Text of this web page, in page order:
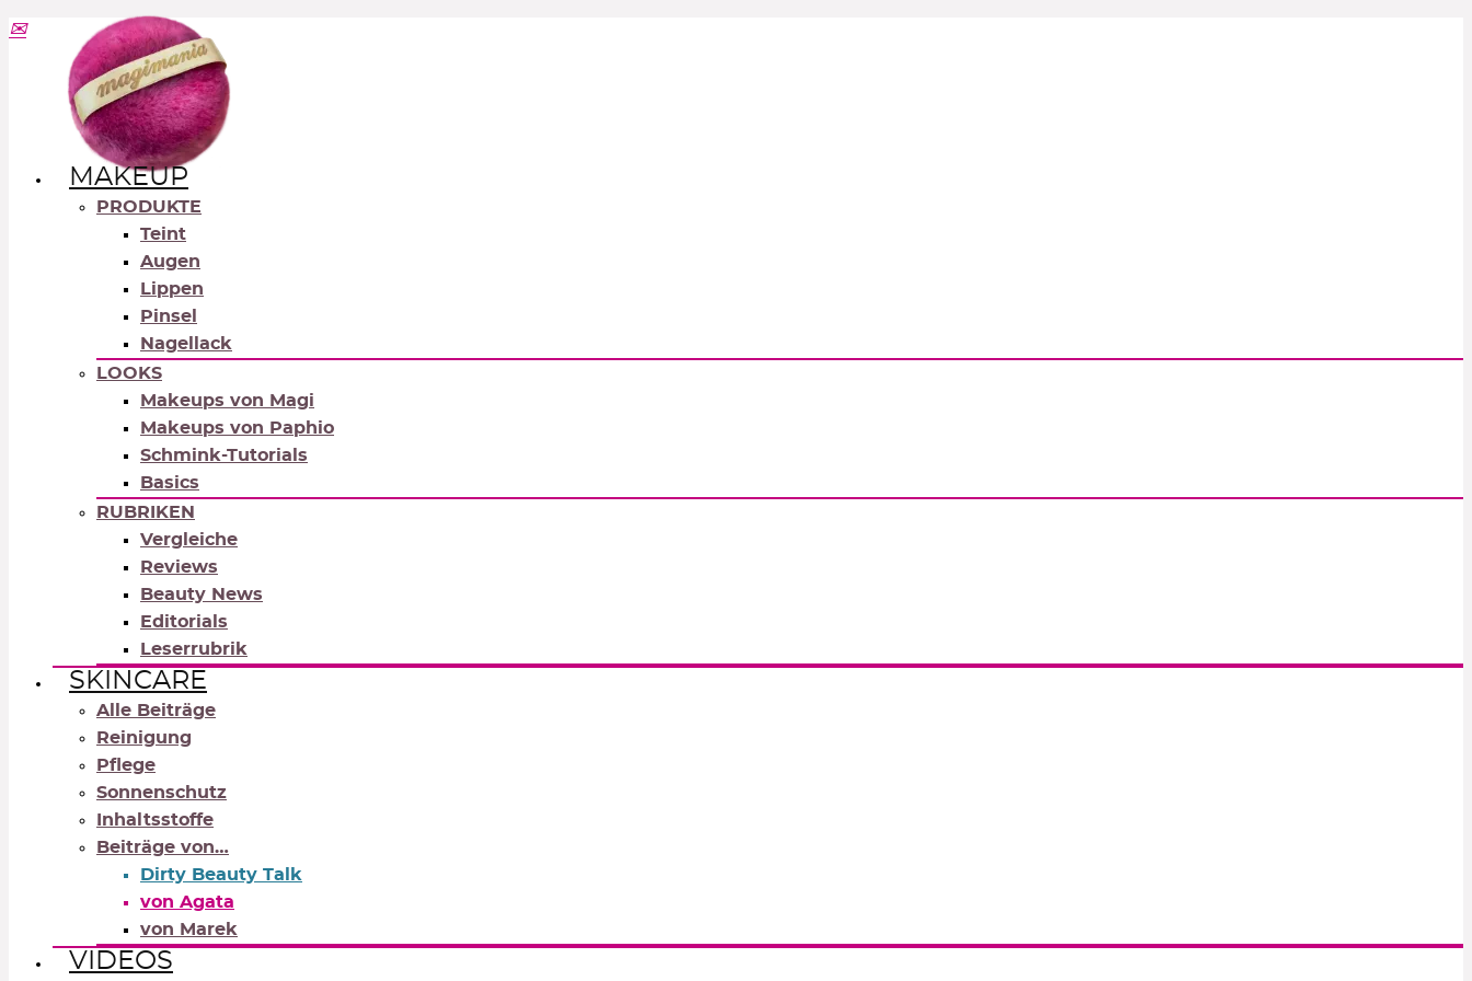
MAKEUP
PRODUKTE
Teint
Augen
Lippen
Pinsel
Nagellack
LOOKS
Makeups von Magi
Makeups von Paphio
Schmink-Tutorials
Basics
RUBRIKEN
Vergleiche
Reviews
Beauty News
Editorials
Leserrubrik
SKINCARE
Alle Beiträge
Reinigung
Pflege
Sonnenschutz
Inhaltsstoffe
Beiträge von…
Dirty Beauty Talk
von Agata
von Marek
VIDEOS